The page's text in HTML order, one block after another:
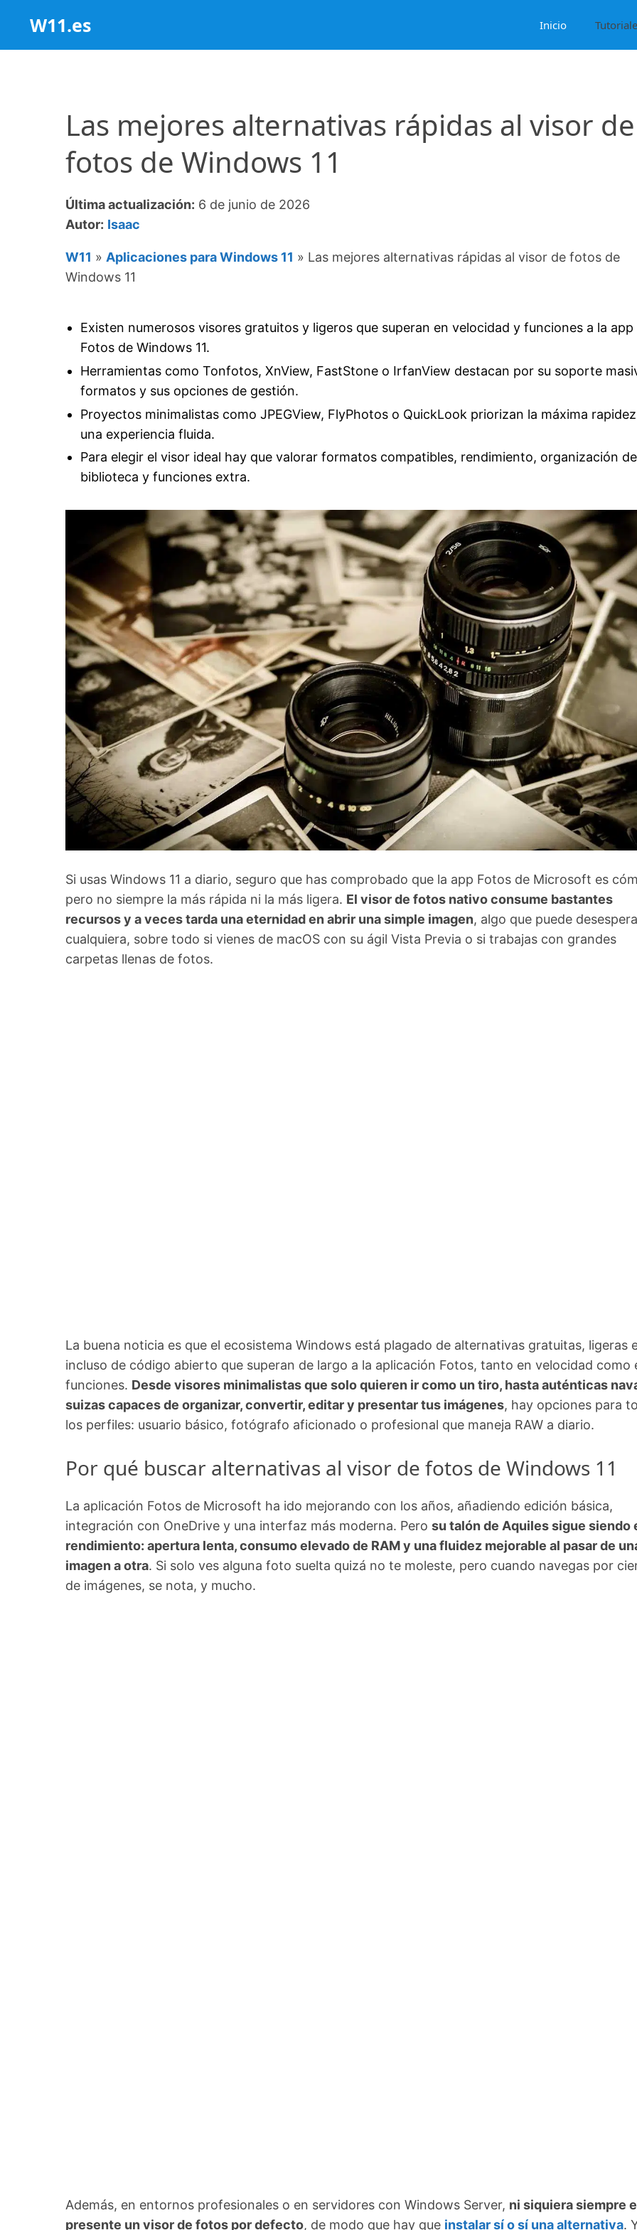
contenido
W11.es Inicio
Las mejores alternativas rápidas al visor de
fotos de Windows 11
Última actualización: 6 de junio de 2026
Autor: Isaac
W11 » Aplicaciones para Windows 11 » Las mejores alternativas rápidas al visor de fotos de
Windows 11
Existen numerosos visores gratuitos y ligeros que superan en velocidad y funciones a la app
Fotos de Windows 11.
Herramientas como Tonfotos, XnView, FastStone o IrfanView destacan por su soporte
formatos y sus opciones de gestión.
Proyectos minimalistas como JPEGView, FlyPhotos o QuickLook priorizan la máxima
una experiencia fluida.
Para elegir el visor ideal hay que valorar formatos compatibles, rendimiento, organización de
biblioteca y funciones extra.
Si usas Windows 11 a diario, seguro que has comprobado que la app Fotos de Microsoft es
pero no siempre la más rápida ni la más ligera. El visor de fotos nativo consume bastantes
recursos y a veces tarda una eternidad en abrir una simple imagen, algo que puede
cualquiera, sobre todo si vienes de macOS con su ágil Vista Previa o si trabajas con grandes
carpetas llenas de fotos.
La buena noticia es que el ecosistema Windows está plagado de alternativas gratuitas, ligeras
incluso de código abierto que superan de largo a la aplicación Fotos, tanto en velocidad como
funciones. Desde visores minimalistas que solo quieren ir como un tiro, hasta auténticas
suizas capaces de organizar, convertir, editar y presentar tus imágenes, hay opciones para
los perfiles: usuario básico, fotógrafo aficionado o profesional que maneja RAW a diario.
Por qué buscar alternativas al visor de fotos de Windows 11
La aplicación Fotos de Microsoft ha ido mejorando con los años, añadiendo edición básica,
integración con OneDrive y una interfaz más moderna. Pero su talón de Aquiles sigue siendo
rendimiento: apertura lenta, consumo elevado de RAM y una fluidez mejorable al pasar de
imagen a otra. Si solo ves alguna foto suelta quizá no te moleste, pero cuando navegas por
de imágenes, se nota, y mucho.
Además, en entornos profesionales o en servidores con Windows Server, ni siquiera siempre
presente un visor de fotos por defecto, de modo que hay que instalar sí o sí una alternativa.